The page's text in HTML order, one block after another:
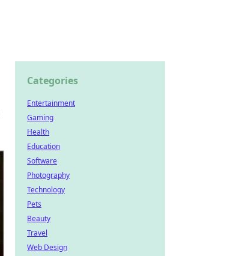
Categories
Entertainment
Gaming
Health
Education
Software
Photography
Technology
Pets
Beauty
Travel
Web Design